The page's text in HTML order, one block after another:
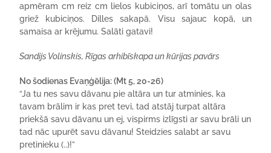
apmēram cm reiz cm lielos kubiciņos, arī tomātu un olas
griež kubiciņos. Dilles sakapā. Visu sajauc kopā, un
samaisa ar krējumu. Salāti gatavi!
Sandijs Volinskis, Rīgas arhibīskapa un kūrijas pavārs
No šodienas Evaņģēlija: (Mt 5, 20-26)
“Ja tu nes savu dāvanu pie altāra un tur atminies, ka
tavam brālim ir kas pret tevi, tad atstāj turpat altāra
priekšā savu dāvanu un ej, vispirms izlīgsti ar savu brāli un
tad nāc upurēt savu dāvanu! Steidzies salabt ar savu
pretinieku (..)!”